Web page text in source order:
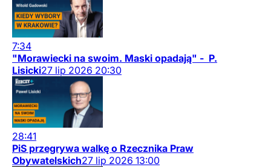
7:34
"Morawiecki na swoim. Maski opadają" - P.
Lisicki27 lip 2026 20:30
28:41
PiS przegrywa walkę o Rzecznika Praw
Obywatelskich27 lip 2026 13:00